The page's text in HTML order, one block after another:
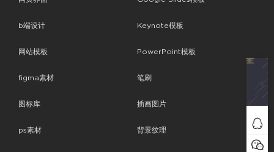
b端设计
网站模板
figma素材
图标库
ps素材
Keynote模板
PowerPoint模板
笔刷
插画图片
背景纹理